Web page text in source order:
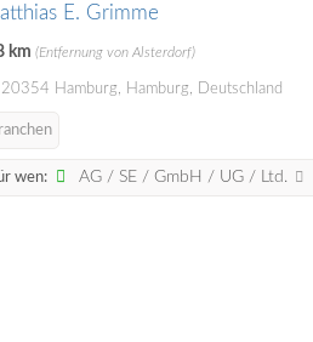
E. Grimme
km (Entfernung von Alsterdorf)
20354 Hamburg, Hamburg, Deutschland
wen: AG / SE / GmbH / UG / Ltd.